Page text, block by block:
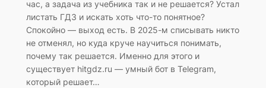
час, а задача из учебника так и не решается? Устал
листать ГДЗ и искать хоть что-то понятное?
Спокойно — выход есть. В 2025-м списывать никто
не отменял, но куда круче научиться понимать,
почему так решается. Именно для этого и
существует hitgdz.ru — умный бот в Telegram,
который решает…